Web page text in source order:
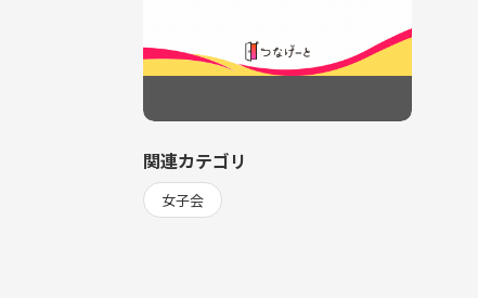
関連カテゴリ
女子会